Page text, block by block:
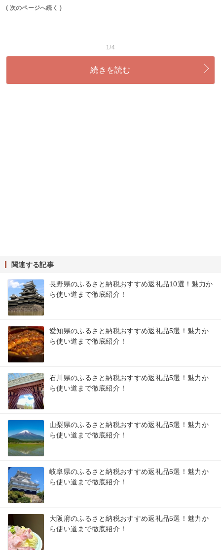
( 次のページへ続く )
1/4
続きを読む
関連する記事
長野県のふるさと納税おすすめ返礼品10選！魅力か
ら使い道まで徹底紹介！
愛知県のふるさと納税おすすめ返礼品5選！魅力か
ら使い道まで徹底紹介！
石川県のふるさと納税おすすめ返礼品5選！魅力か
ら使い道まで徹底紹介！
山梨県のふるさと納税おすすめ返礼品5選！魅力か
ら使い道まで徹底紹介！
岐阜県のふるさと納税おすすめ返礼品5選！魅力か
ら使い道まで徹底紹介！
大阪府のふるさと納税おすすめ返礼品5選！魅力か
ら使い道まで徹底紹介！